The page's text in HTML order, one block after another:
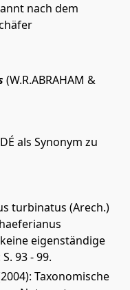
nach dem
(W.R.ABRAHAM &
als Synonym zu
turbinatus (Arech.)
eigenständige
93 - 99.
Taxonomische